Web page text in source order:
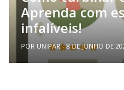
Aprenda com
infalíveis!
POR UNIPAR - 8 DE JUNHO DE